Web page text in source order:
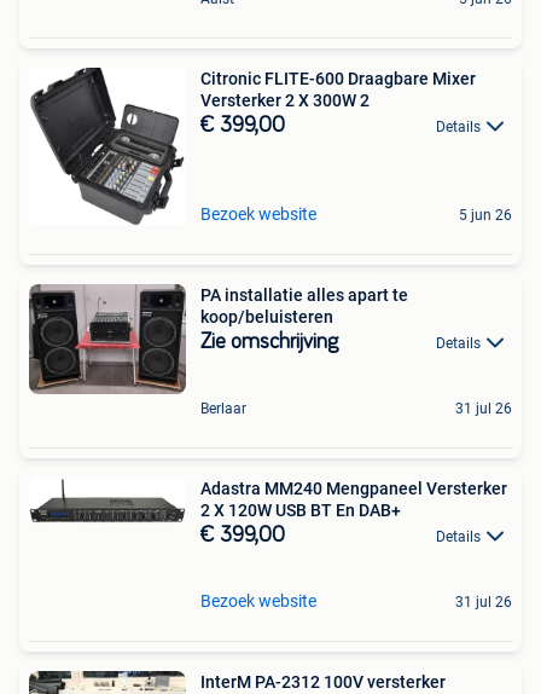
Citronic FLITE-600 Draagbare Mixer
Versterker 2 X 300W 2
€ 399,00 Details
Bezoek website 5 jun 26
PA installatie alles apart te
koop/beluisteren
Zie omschrijving Details
Berlaar 31 jul 26
Adastra MM240 Mengpaneel Versterker
2 X 120W USB BT En DAB+
€ 399,00 Details
Bezoek website 31 jul 26
InterM PA-2312 100V versterker